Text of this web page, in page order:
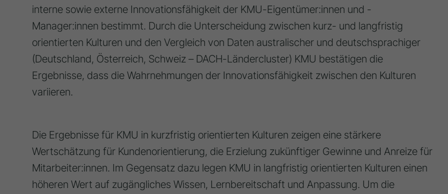
interne sowie externe Innovationsfähigkeit der KMU-Eigentümer:innen und -
Manager:innen bestimmt. Durch die Unterscheidung zwischen kurz- und langfristig
orientierten Kulturen und den Vergleich von Daten australischer und deutschsprachiger
(Deutschland, Österreich, Schweiz – DACH-Ländercluster) KMU bestätigen die
Ergebnisse, dass die Wahrnehmungen der Innovationsfähigkeit zwischen den Kulturen
variieren.
Die Ergebnisse für KMU in kurzfristig orientierten Kulturen zeigen eine stärkere
Wertschätzung für Kundenorientierung, die Erzielung zukünftiger Gewinne und Anreize für
Mitarbeiter:innen. Im Gegensatz dazu legen KMU in langfristig orientierten Kulturen einen
höheren Wert auf zugängliches Wissen, Lernbereitschaft und Anpassung. Um die